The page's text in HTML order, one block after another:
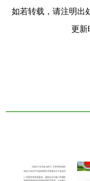
如若转载，请注明出
更新